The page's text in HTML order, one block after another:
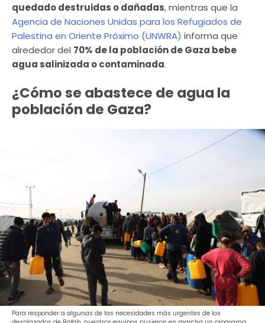
quedado destruidas o dañadas, mientras que la
Agencia de Naciones Unidas para los Refugiados de
Palestina en Oriente Próximo (UNWRA) informa que
alrededor del 70% de la población de Gaza bebe
agua salinizada o contaminada.
¿Cómo se abastece de agua la
población de Gaza?
Para responder a algunas de las necesidades más urgentes de los